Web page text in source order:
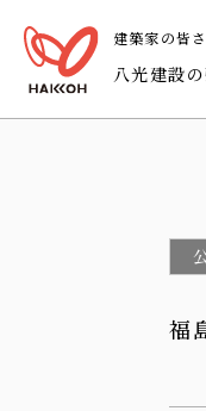
建築家の皆
八光建設
建築
福